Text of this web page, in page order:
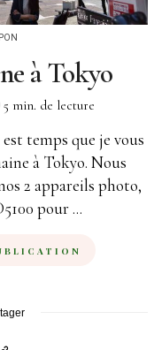
à Tokyo
5 min. de lecture
temps que je vous
à Tokyo. Nous
2 appareils photo,
pour ...